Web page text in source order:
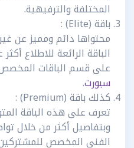
المختلفة والترفيهية.
باقة (Elite) :
محتواها دائم ومميز عن
الباقة الرائعة للاطلاع
على قسم الباقات
سبورت.
كذلك باقة (Premium) :
تعرف على هذه الباقة
وبتفاصيل أكثر من خلال
الفني المخصص